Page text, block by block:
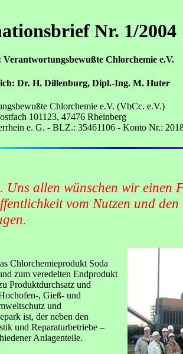
Nr. 1/2004
Verantwortungsbewußte Chlorchemie e.V.
Dr. H. Dillenburg, Dipl.-Ing. M. Huter
Chlorchemie e.V. (VbCc. e.V.)
101123, 47476 Rheinberg
e. G. - BLZ.: 35461106 - Konto Nr.:
Uns allen wünschen wir einen
vom Nutzen und
Chlorchemieprodukt Soda
zum veredelten Endprodukt
Produktdurchsatz und
, Gieß- und
und
ist, der neben den
und Reparaturbetriebe –
Anlagenteile.